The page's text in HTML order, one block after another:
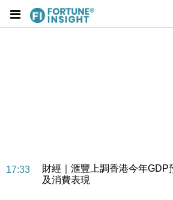
17:33
財經｜滙豐上調香港今年
及消費表現